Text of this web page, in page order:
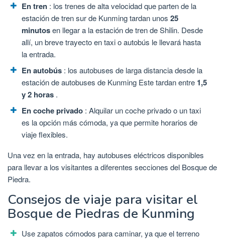
En tren : los trenes de alta velocidad que parten de la
estación de tren sur de Kunming tardan unos 25
minutosen llegar a la estación de tren de Shilin. Desde
allí, un breve trayecto en taxi o autobús le llevará hasta
la entrada.
En autobús : los autobuses de larga distancia desde la
estación de autobuses de Kunming Este tardan entre 1,5
y 2 horas .
En coche privado : Alquilar un coche privado o un taxi
es la opción más cómoda, ya que permite horarios de
viaje flexibles.
Una vez en la entrada, hay autobuses eléctricos disponibles
para llevar a los visitantes a diferentes secciones del Bosque de
Piedra.
Consejos de viaje para visitar el
Bosque de Piedras de Kunming
Use zapatos cómodos para caminar, ya que el terreno